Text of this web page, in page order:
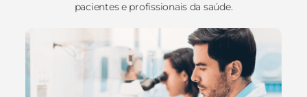
pacientes e profissionais da saúde.